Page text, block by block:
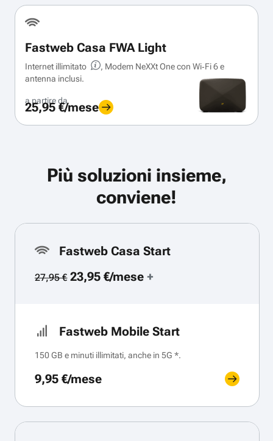
Fastweb Casa FWA Light
Internet illimitato
, Modem NeXXt One con Wi‑Fi 6 e
antenna inclusi.
a partire da
25,95 €/mese
Più soluzioni insieme,
conviene!
Fastweb Casa Start
27,95 €23,95 €/mese+
Fastweb Mobile Start
150 GB e minuti illimitati, anche in 5G *.
9,95 €/mese